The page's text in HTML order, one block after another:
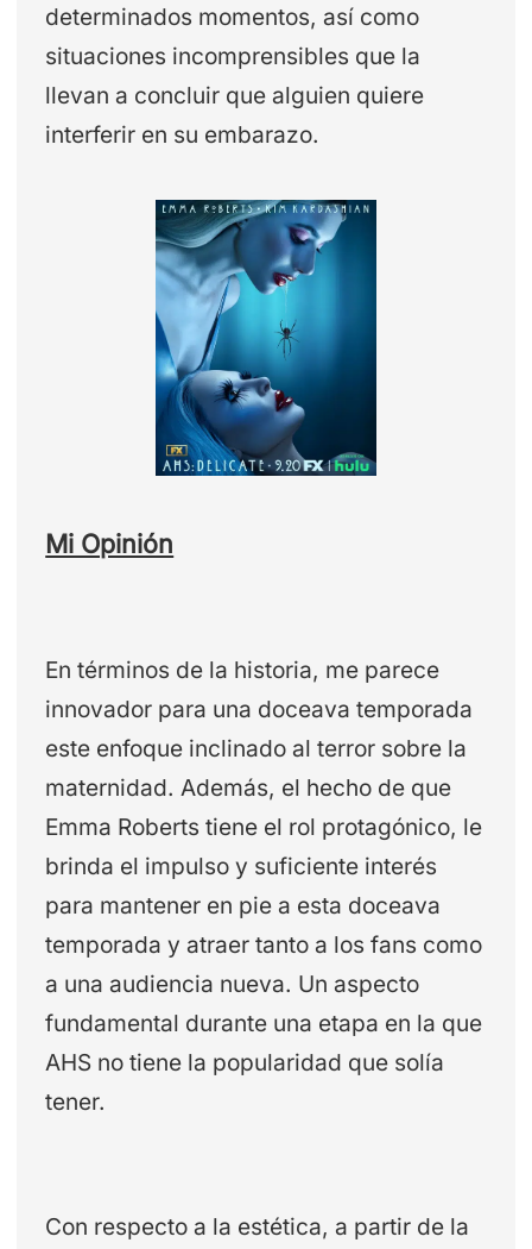
determinados momentos, así como
situaciones incomprensibles que la
llevan a concluir que alguien quiere
interferir en su embarazo.
Mi Opinión
En términos de la historia, me parece
innovador para una doceava temporada
este enfoque inclinado al terror sobre la
maternidad. Además, el hecho de que
Emma Roberts tiene el rol protagónico, le
brinda el impulso y suficiente interés
para mantener en pie a esta doceava
temporada y atraer tanto a los fans como
a una audiencia nueva. Un aspecto
fundamental durante una etapa en la que
AHS no tiene la popularidad que solía
tener.
Con respecto a la estética, a partir de la